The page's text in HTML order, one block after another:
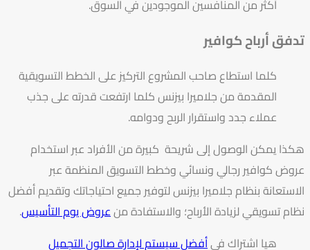
أكثر من المنافسين الموجودين في السوق.
تدفق أرباح كوافير
كلما استطاع صاحب المشروع التركيز على الخطط التسويقية
المقدمة من جلاميرا بيزنس كلما ارتفعت قدرته على جذب
عملاء جدد واستقرار الربح ودوامه.
هكذا يمكن الوصول إلى شريحة كبيرة من الأفراد عبر استخدام
عروض كوافير رجالي ونسائي وخطط التسويق المنظمة عبر
الاستعانة بنظام جلاميرا بيزنس لتوفير جميع احتياجاتك وتقديم أفضل
نظام تسويقي لزيادة الأرباح؛ والاستفادة منعروض يوم التأسيس.
هيا اشتراك فيأفضل سيستم لإدارة صالون التجميل